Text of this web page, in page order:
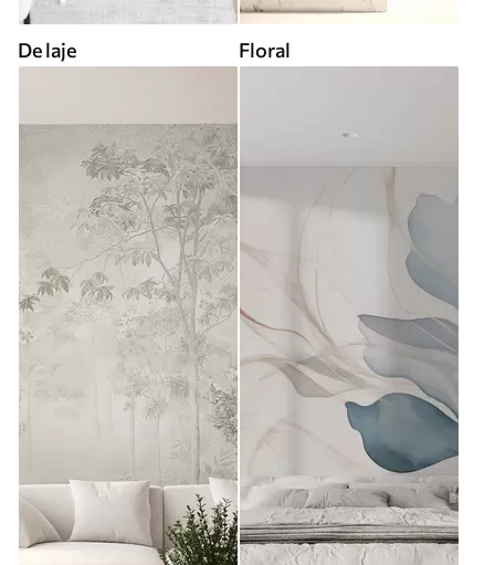
De laje Floral